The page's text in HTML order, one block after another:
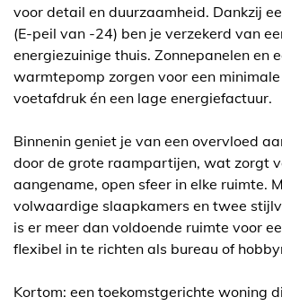
voor detail en duurzaamheid. Dankzij
(E-peil van -24) ben je verzekerd van
energiezuinige thuis. Zonnepanelen en
warmtepomp zorgen voor een
voetafdruk én een lage energiefactuur.
Binnenin geniet je van een overvloed
door de grote raampartijen, wat zorgt
aangename, open sfeer in elke ruimte.
volwaardige slaapkamers en twee
is er meer dan voldoende ruimte voor
flexibel in te richten als bureau of
Kortom: een toekomstgerichte woning